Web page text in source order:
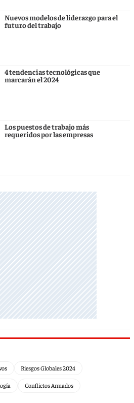
Nuevos modelos de liderazgo para el
futuro del trabajo
4 tendencias tecnológicas que
marcarán el 2024
Los puestos de trabajo más
requeridos por las empresas
Riesgos Globales 2024
Conflictos Armados